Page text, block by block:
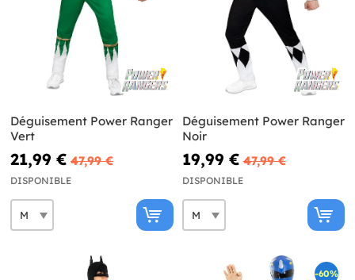
Déguisement Power Ranger
Vert
21,99 € 47,99 €
DISPONIBLE
Déguisement Power Ranger
Noir
19,99 € 47,99 €
DISPONIBLE
-60%